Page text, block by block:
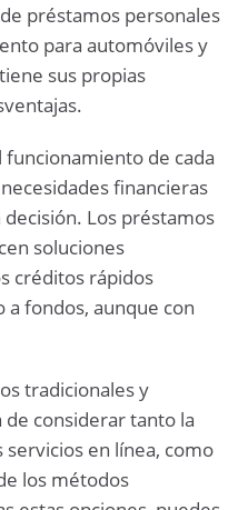
préstamos personales
para automóviles y
sus propias
de cada
financieras
Los préstamos
soluciones
créditos rápidos
fondos, aunque con
tradicionales y
considerar tanto la
en línea, como
los métodos